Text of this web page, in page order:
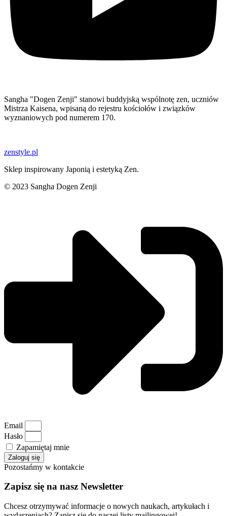
Sangha "Dogen Zenji" stanowi buddyjską wspólnotę zen, uczniów
Mistrza Kaisena, wpisaną do rejestru kościołów i związków
wyznaniowych pod numerem 170.
zenstyle.pl
Sklep inspirowany Japonią i estetyką Zen.
© 2023 Sangha Dogen Zenji
Email
Hasło
Zapamiętaj mnie
Zaloguj się
Pozostańmy w kontakcie
Zapisz się na nasz Newsletter
Chcesz otrzymywać informacje o nowych naukach, artykułach i